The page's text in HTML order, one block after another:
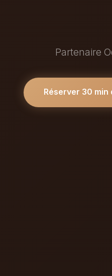
Partenaire
Réserver 30